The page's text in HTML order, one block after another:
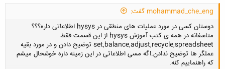
mohammad_che_eng گفت:
دوستان کسی در مورد عملیات های منطقی در hysys اطلاعاتی داره؟؟؟
متاسفانه در همه ی کتب آموزش hysys از این قسمت فقط
set,balance,adjust,recycle,spreadsheet توضیح دادن و در مورد بقیه
عملگر ها توضیح ندادن.اگه مسی اطلاعاتی در این زمینه داره خوشحال میشم
که راهنماییم کنه.